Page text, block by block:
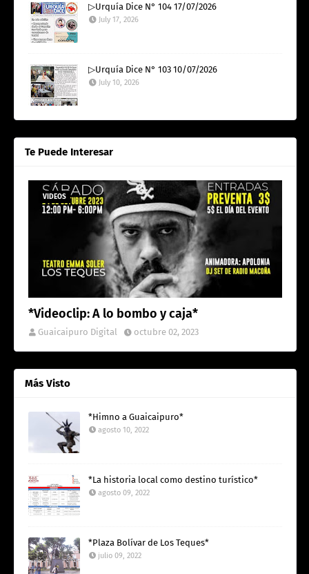
▷Urquía Dice N° 104 17/07/2026
July 17, 2026
▷Urquía Dice N° 103 10/07/2026
July 10, 2026
Te Puede Interesar
VIDEOS
*Videoclip: A lo bombo y caja*
Guaicaipuro Digital octubre 02, 2023
Más Visto
*Himno a Guaicaipuro*
agosto 10, 2022
*La historia local como destino turístico*
agosto 09, 2022
*Plaza Bolívar de Los Teques*
julio 09, 2022